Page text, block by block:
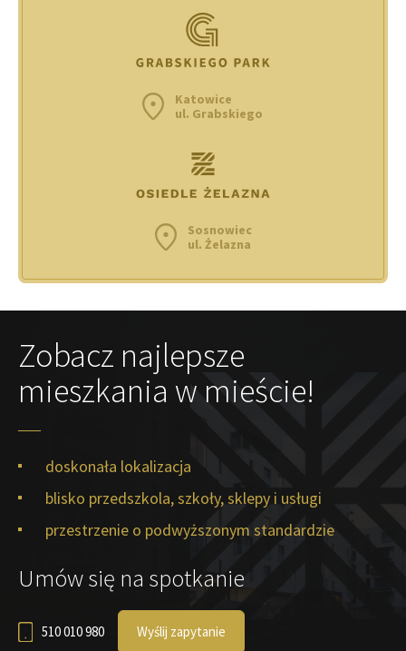
Katowice
ul. Grabskiego
Sosnowiec
ul. Żelazna
Zobacz najlepsze
mieszkania w mieście!
doskonała lokalizacja
blisko przedszkola, szkoły, sklepy i usługi
przestrzenie o podwyższonym standardzie
Umów się na spotkanie
510 010 980 Wyślij zapytanie